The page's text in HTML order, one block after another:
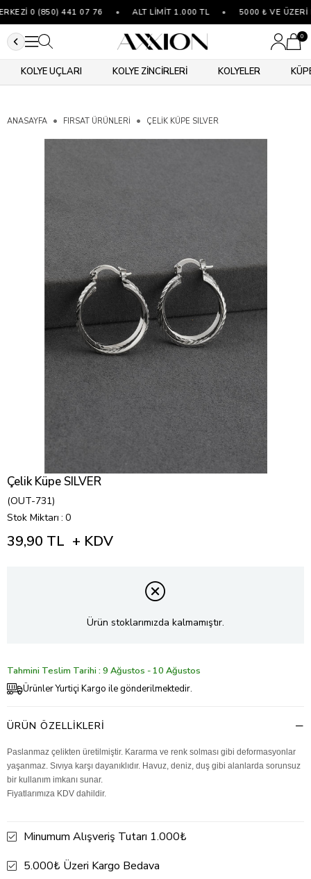
0 (850) 441 07 76 ALT LİMİT 1.000 TL 5000 ₺ VE ÜZERİ
0
KOLYE UÇLARI KOLYE ZİNCİRLERİ KOLYELER
ANASAYFA FIRSAT ÜRÜNLERİ ÇELIK KÜPE SILVER
Çelik Küpe SILVER
(OUT-731)
Stok Miktarı : 0
39,90 TL + KDV
Ürün stoklarımızda kalmamıştır.
Tahmini Teslim Tarihi : 9 Ağustos - 10 Ağustos
Ürünler Yurtiçi Kargo ile gönderilmektedir.
ÜRÜN ÖZELLIKLERI
Paslanmaz çelikten üretilmiştir. Kararma ve renk solması gibi deformasyonlar
yaşanmaz. Sıvıya karşı dayanıklıdır. Havuz, deniz, duş gibi alanlarda sorunsuz
bir kullanım imkanı sunar.
Fiyatlarımıza KDV dahildir.
Minumum Alışveriş Tutarı 1.000₺
5.000₺ Üzeri Kargo Bedava